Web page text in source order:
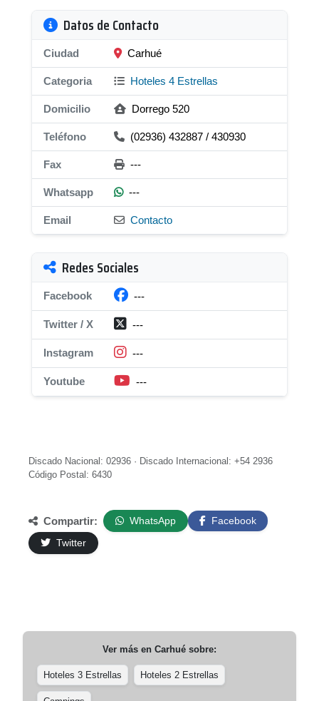
Datos de Contacto
Ciudad Carhué
Categoria Hoteles 4 Estrellas
Domicilio Dorrego 520
Teléfono (02936) 432887 / 430930
Fax ---
Whatsapp ---
Email Contacto
Redes Sociales
Facebook ---
Twitter / X ---
Instagram ---
Youtube ---
Discado Nacional: 02936 · Discado Internacional: +54 2936
Código Postal: 6430
Compartir: WhatsApp
Facebook
Twitter
Ver más en Carhué sobre:
Hoteles 3 Estrellas Hoteles 2 Estrellas